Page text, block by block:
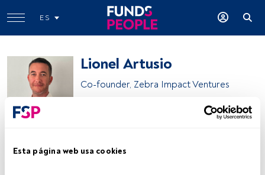
Esta página web usa cookies
ES
Lionel Artusio
Co-founder, Zebra Impact Ventures
Compartir: